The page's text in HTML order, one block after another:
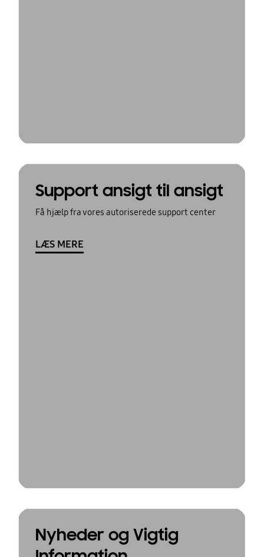
Support ansigt til ansigt
Få hjælp fra vores autoriserede support center
LÆS MERE
Nyheder og Vigtig